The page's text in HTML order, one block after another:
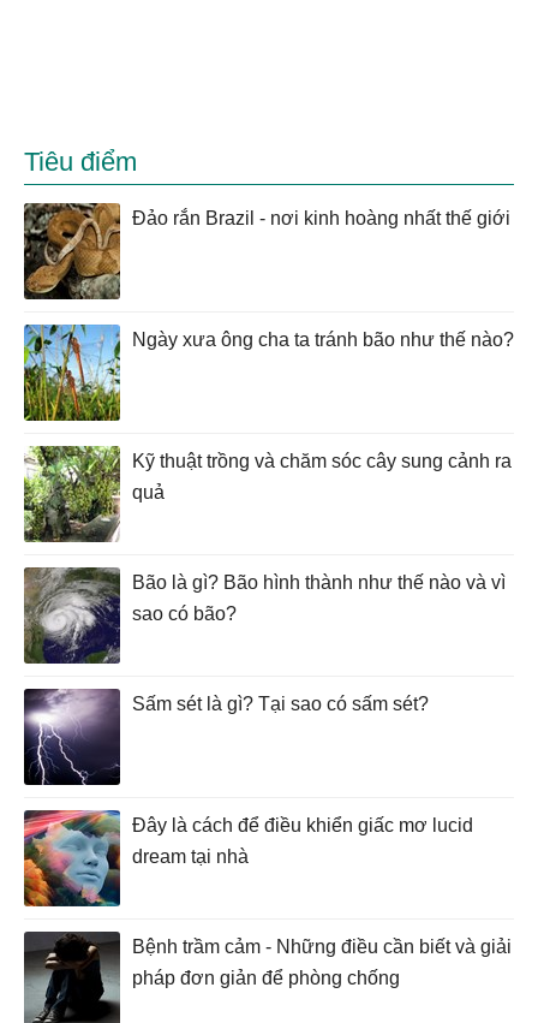
Tiêu điểm
Đảo rắn Brazil - nơi kinh hoàng nhất thế giới
Ngày xưa ông cha ta tránh bão như thế nào?
Kỹ thuật trồng và chăm sóc cây sung cảnh ra
quả
Bão là gì? Bão hình thành như thế nào và vì
sao có bão?
Sấm sét là gì? Tại sao có sấm sét?
Đây là cách để điều khiển giấc mơ lucid
dream tại nhà
Bệnh trầm cảm - Những điều cần biết và giải
pháp đơn giản để phòng chống